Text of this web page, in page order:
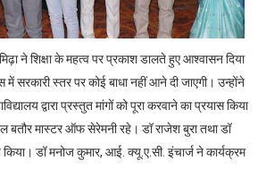
ने शिक्षा के महत्व पर प्रकाश डालते हुए आश्वासन दिया
में सरकारी स्तर पर कोई बाधा नहीं आने दी जाएगी। उन्होंने
द्वारा प्रस्तुत मांगों को पूरा करवाने का प्रयास किया
बतौर मास्टर ऑफ सेरेमनी रहे। डॉ राजेश बुरा तथा डॉ
डॉ मनोज कुमार, आई. क्यू.ए.सी. इंचार्ज ने कार्यक्रम